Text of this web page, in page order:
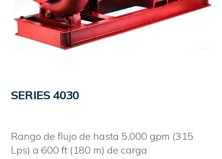
SERIES 4030
Rango de flujo de hasta 5,000 gpm (315
Lps) a 600 ft (180 m) de carga